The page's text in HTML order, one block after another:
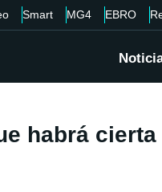
Smart MG4 EBRO
habrá